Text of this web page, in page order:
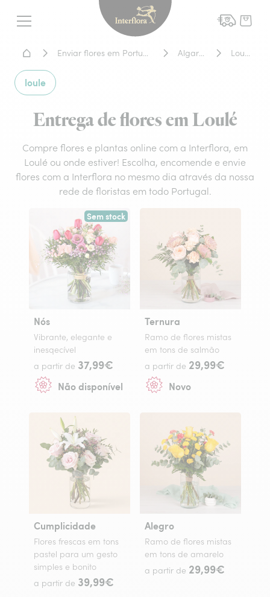
Menu
Interflora - entrega de
Home - Entrega de flores
Algarve
loule
Entrega de flores em Loulé
Compre flores e plantas online com a Interflora, em
Loulé ou onde estiver! Escolha, encomende e envie
flores com a Interflora no mesmo dia através da nossa
rede de floristas em todo Portugal.
Sem stock
Nós
Vibrante, elegante e
inesqecível
a partir de 37,99€
Não disponível
Ternura
Ramo de flores mistas
em tons de salmão
a partir de 29,99€
Novo
Cumplicidade
Flores frescas em tons
pastel para um gesto
simples e bonito
a partir de 39,99€
Alegro
Ramo de flores mistas
em tons de amarelo
a partir de 29,99€